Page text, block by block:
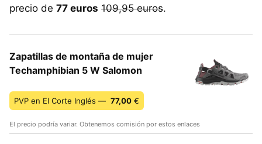
precio de 77 euros 109,95 euros.
Zapatillas de montaña de mujer
Techamphibian 5 W Salomon
PVP en El Corte Inglés — 77,00 €
El precio podría variar. Obtenemos comisión por estos enlaces